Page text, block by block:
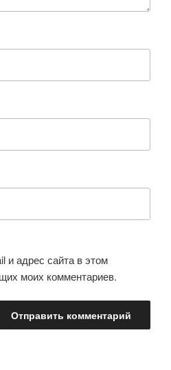
и адрес сайта в этом
моих комментариев.